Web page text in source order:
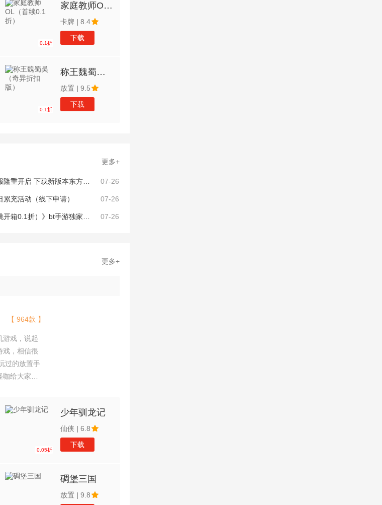
0.1折
家庭教师OL（首续0.1折）
卡牌 | 8.4
下载
0.1折
称王魏蜀吴（奇异折扣版）
放置 | 9.5
下载
更多+
07-26
累充活动（线下申请） 07-26
07-26
更多+
游戏，说起
戏，相信很
过的放置手
给大家搜
【 964款 】
0.05折
少年驯龙记
仙侠 | 6.8
下载
碉堡三国
放置 | 9.8